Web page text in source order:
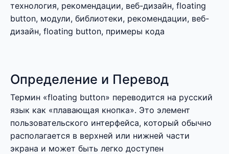
технология, рекомендации, веб-дизайн, floating
button, модули, библиотеки, рекомендации, веб-
дизайн, floating button, примеры кода
Определение и Перевод
Термин «floating button» переводится на русский
язык как «плавающая кнопка». Это элемент
пользовательского интерфейса, который обычно
располагается в верхней или нижней части
экрана и может быть легко доступен